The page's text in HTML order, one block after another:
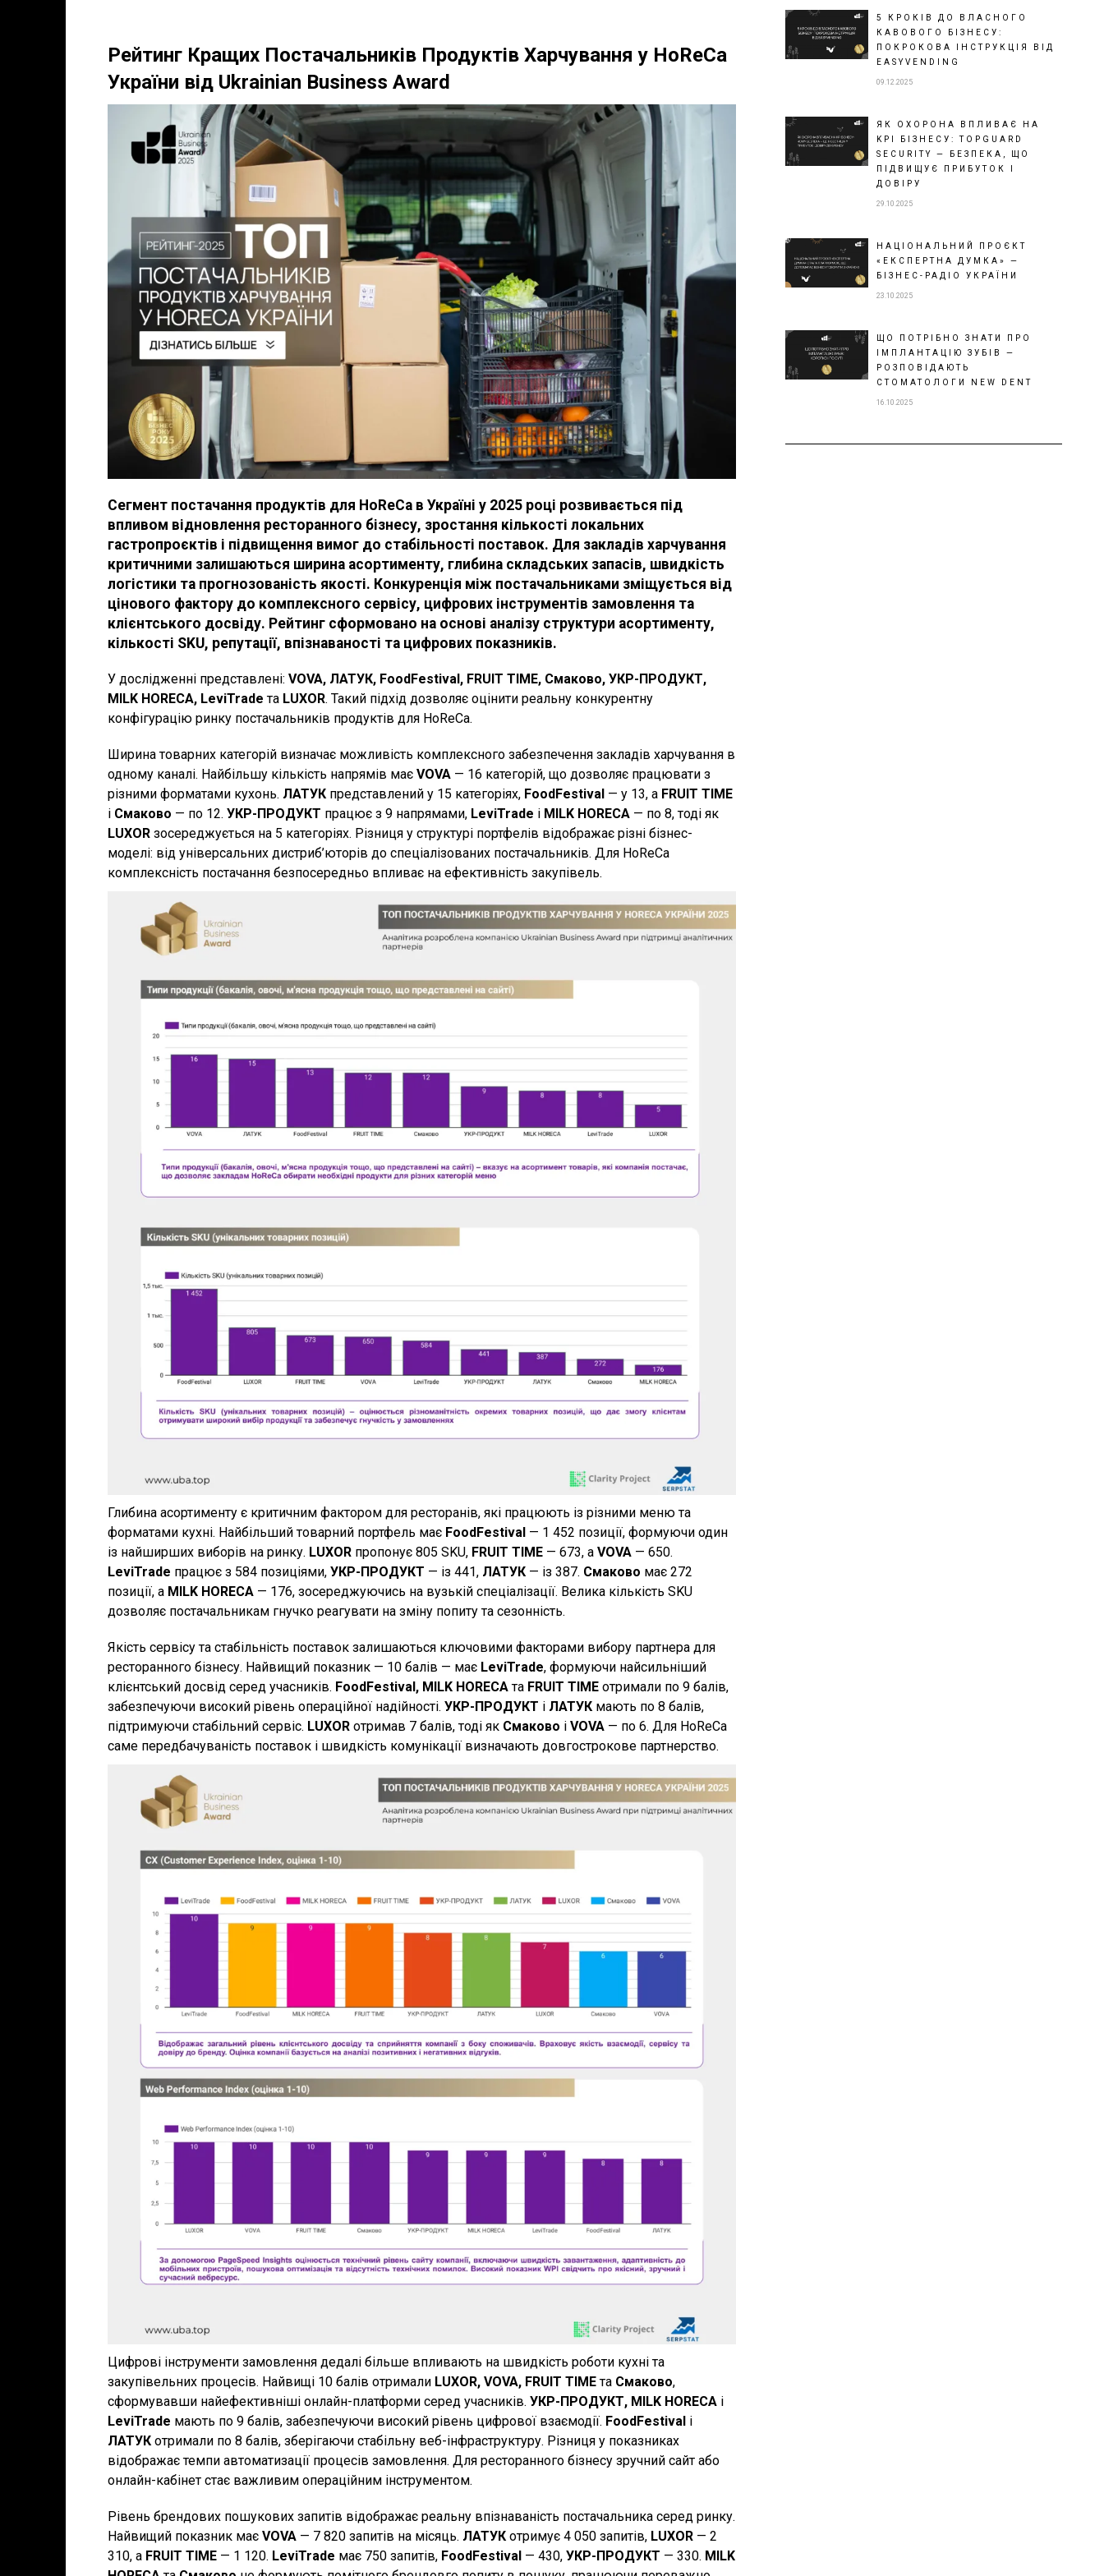
Рейтинг Кращих Постачальників Продуктів Харчування у HoReCa
України від Ukrainian Business Award
Сегмент постачання продуктів для HoReCa в Україні у 2025 році розвивається під
впливом відновлення ресторанного бізнесу, зростання кількості локальних
гастропроєктів і підвищення вимог до стабільності поставок. Для закладів харчування
критичними залишаються ширина асортименту, глибина складських запасів, швидкість
логістики та прогнозованість якості. Конкуренція між постачальниками зміщується від
цінового фактору до комплексного сервісу, цифрових інструментів замовлення та
клієнтського досвіду. Рейтинг сформовано на основі аналізу структури асортименту,
кількості SKU, репутації, впізнаваності та цифрових показників.
У дослідженні представлені: VOVA, ЛАТУК, FoodFestival, FRUIT TIME, Смаково, УКР-ПРОДУКТ,
MILK HORECA, LeviTradeта LUXOR. Такий підхід дозволяє оцінити реальну конкурентну
конфігурацію ринку постачальників продуктів для HoReCa.
Ширина товарних категорій визначає можливість комплексного забезпечення закладів харчування в
одному каналі. Найбільшу кількість напрямів має VOVA — 16 категорій, що дозволяє працювати з
різними форматами кухонь. ЛАТУК представлений у 15 категоріях, FoodFestival — у 13, а FRUIT TIME
і Смаково — по 12. УКР-ПРОДУКТ працює з 9 напрямами, LeviTrade і MILK HORECA— по 8, тоді як
LUXOR зосереджується на 5 категоріях. Різниця у структурі портфелів відображає різні бізнес-
моделі: від універсальних дистриб’юторів до спеціалізованих постачальників. Для HoReCa
комплексність постачання безпосередньо впливає на ефективність закупівель.
Глибина асортименту є критичним фактором для ресторанів, які працюють із різними меню та
форматами кухні. Найбільший товарний портфель має FoodFestival — 1 452 позиції, формуючи один
із найширших виборів на ринку. LUXOR пропонує 805 SKU, FRUIT TIME— 673, а VOVA — 650.
LeviTrade працює з 584 позиціями, УКР-ПРОДУКТ — із 441, ЛАТУК — із 387. Смаково має 272
позиції, а MILK HORECA— 176, зосереджуючись на вузькій спеціалізації. Велика кількість SKU
дозволяє постачальникам гнучко реагувати на зміну попиту та сезонність.
Якість сервісу та стабільність поставок залишаються ключовими факторами вибору партнера для
ресторанного бізнесу. Найвищий показник — 10 балів — має LeviTrade, формуючи найсильніший
клієнтський досвід серед учасників. FoodFestival, MILK HORECAтаFRUIT TIMEотримали по 9 балів,
забезпечуючи високий рівень операційної надійності. УКР-ПРОДУКТ і ЛАТУК мають по 8 балів,
підтримуючи стабільний сервіс. LUXOR отримав 7 балів, тоді як Смаково і VOVA — по 6. Для HoReCa
саме передбачуваність поставок і швидкість комунікації визначають довгострокове партнерство.
Цифрові інструменти замовлення дедалі більше впливають на швидкість роботи кухні та
закупівельних процесів. Найвищі 10 балів отримали LUXOR, VOVA, FRUIT TIMEта Смаково,
сформувавши найефективніші онлайн-платформи серед учасників. УКР-ПРОДУКТ, MILK HORECAі
LeviTrade мають по 9 балів, забезпечуючи високий рівень цифрової взаємодії. FoodFestival і
ЛАТУК отримали по 8 балів, зберігаючи стабільну веб-інфраструктуру. Різниця у показниках
відображає темпи автоматизації процесів замовлення. Для ресторанного бізнесу зручний сайт або
онлайн-кабінет стає важливим операційним інструментом.
Рівень брендових пошукових запитів відображає реальну впізнаваність постачальника серед ринку.
Найвищий показник має VOVA — 7 820 запитів на місяць. ЛАТУК отримує 4 050 запитів, LUXOR — 2
310, аFRUIT TIME— 1 120. LeviTrade має 750 запитів, FoodFestival — 430, УКР-ПРОДУКТ — 330. MILK
5 КРОКІВ ДО ВЛАСНОГО
КАВОВОГО БІЗНЕСУ:
ПОКРОКОВА ІНСТРУКЦІЯ ВІД
EASYVENDING
09.12.2025
ЯК ОХОРОНА ВПЛИВАЄ НА
KPI БІЗНЕСУ: TOPGUARD
SECURITY — БЕЗПЕКА, ЩО
ПІДВИЩУЄ ПРИБУТОК І
ДОВІРУ
29.10.2025
НАЦІОНАЛЬНИЙ ПРОЄКТ
«ЕКСПЕРТНА ДУМКА» —
БІЗНЕС-РАДІО УКРАЇНИ
23.10.2025
ЩО ПОТРІБНО ЗНАТИ ПРО
ІМПЛАНТАЦІЮ ЗУБІВ —
РОЗПОВІДАЮТЬ
СТОМАТОЛОГИ NEW DENT
16.10.2025